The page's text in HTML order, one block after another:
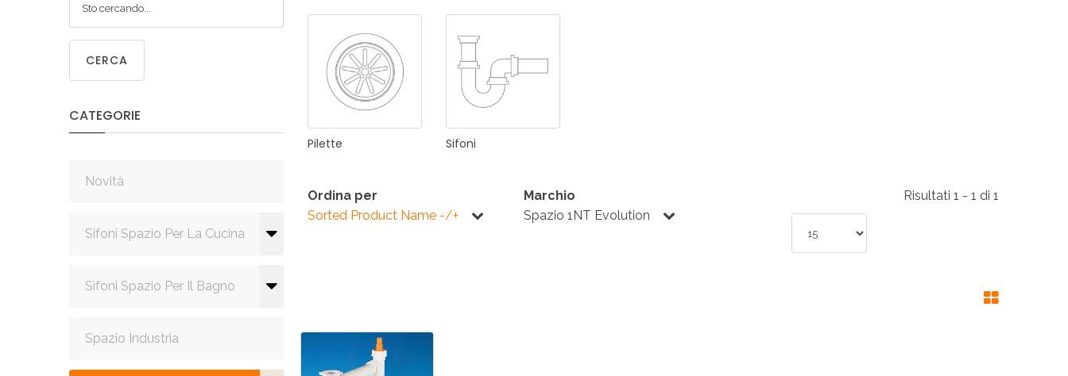
CUCINA BAGNO
SIFONI PER
SANITARI DISABILI
NOVITÀ 2025
CERCA
CATEGORIE
Novità
Sifoni Spazio Per La Cucina
Sifoni Spazio Per Il Bagno
Spazio Industria
Pilette Sifoni
Ordina per
Sorted Product Name -/+
Marchio
Spazio 1NT Evolution
Risultati 1 - 1 di 1